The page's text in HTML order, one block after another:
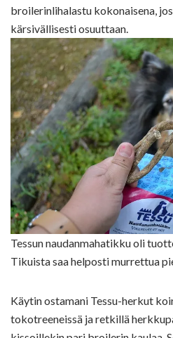
broilerinlihalastu kokonaisena,
kärsivällisesti osuuttaan.
Tessun naudanmahatikku oli
Tikuista saa helposti murrettua
Käytin ostamani Tessu-herkut
tokotreeneissä ja retkillä